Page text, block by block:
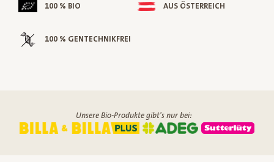
100 % BIO AUS ÖSTERREICH
100 % GENTECHNIKFREI
Unsere Bio-Produkte gibt's nur bei: